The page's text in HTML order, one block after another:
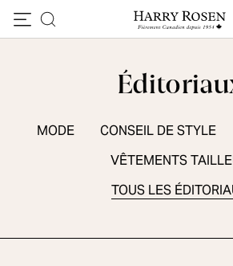
MODE CONSEIL DE STYLE
VÊTEMENTS
TOUS LES